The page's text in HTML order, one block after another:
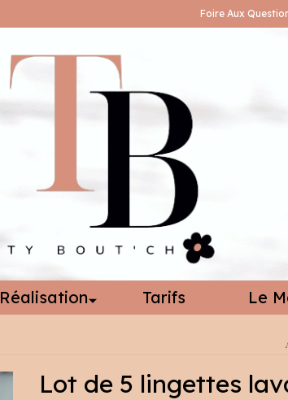
Foire Aux
Réalisation Tarifs Le
Lot de 5 lingettes